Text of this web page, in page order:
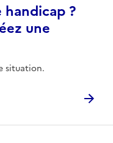
?
une
situation.